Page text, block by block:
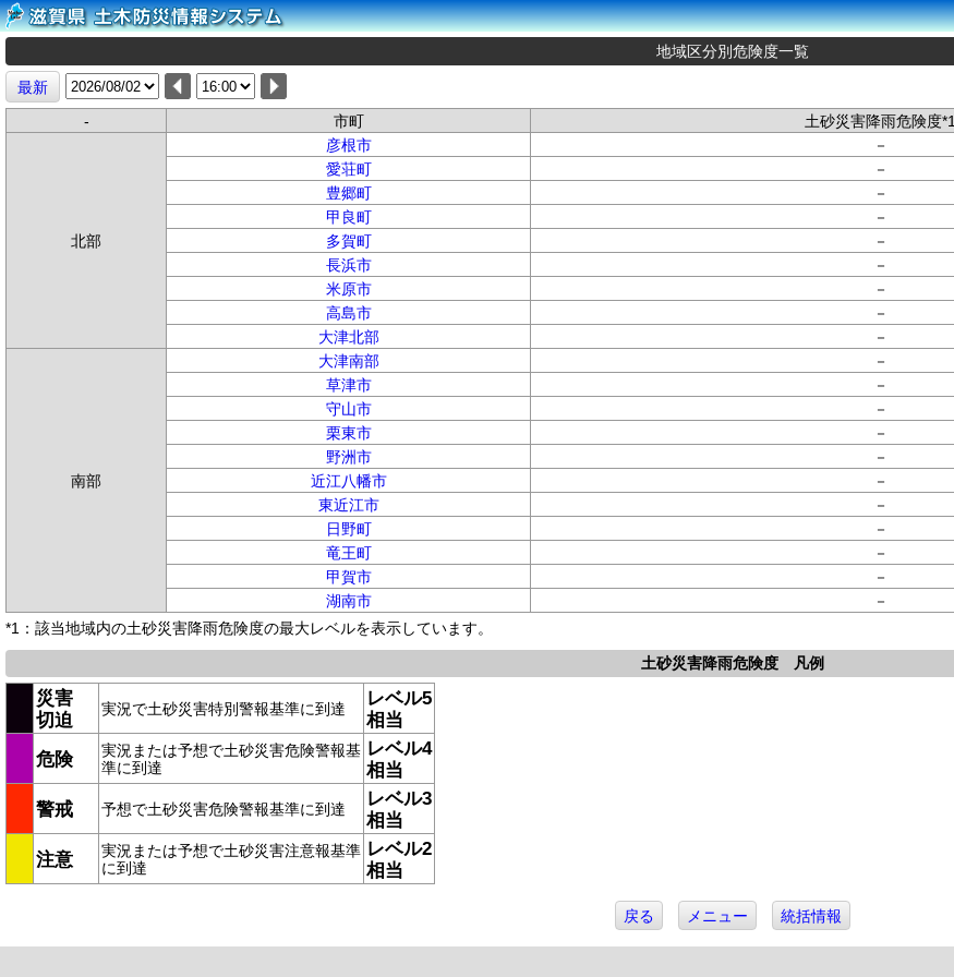
地域区分別危険度一覧
最新
-
市町 土砂災害降雨危険度*1
北部
彦根市 －
愛荘町
－
豊郷町
－
甲良町
－
多賀町
－
長浜市
－
米原市
－
高島市
－
大津北部
－
南部
大津南部 －
草津市
－
守山市
－
栗東市
－
野洲市
－
近江八幡市
－
東近江市
－
日野町
－
竜王町
－
甲賀市
－
湖南市
－
*1：該当地域内の土砂災害降雨危険度の最大レベルを表示しています。
土砂災害降雨危険度 凡例
災害
切迫
実況で土砂災害特別警報基準に到達
レベル5
相当
危険
実況または予想で土砂災害危険警報基
準に到達
レベル4
相当
警戒
予想で土砂災害危険警報基準に到達
レベル3
相当
注意
実況または予想で土砂災害注意報基準
に到達
レベル2
相当
戻る メニュー 統括情報